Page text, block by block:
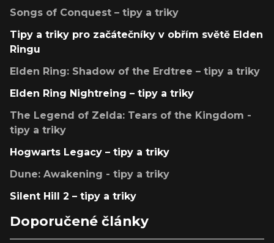
Songs of Conquest – tipy a triky
Tipy a triky pro začátečníky v obřím světě Elden
Ringu
Elden Ring: Shadow of the Erdtree – tipy a triky
Elden Ring Nightreing – tipy a triky
The Legend of Zelda: Tears of the Kingdom -
tipy a triky
Hogwarts Legacy – tipy a triky
Dune: Awakening - tipy a triky
Silent Hill 2 – tipy a triky
Doporučené články